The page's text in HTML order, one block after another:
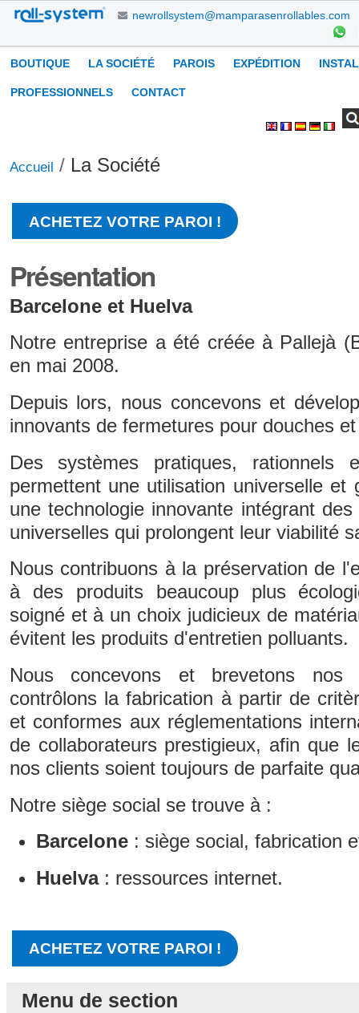
Aller
contenu.
Aller
newrollsystem@mamparasenrollables.com
Navigation
BOUTIQUE LA SOCIÉTÉ PAROIS EXPÉDITION
PROFESSIONNELS CONTACT
Accueil / La Société
ACHETEZ VOTRE PAROI !
Présentation
Barcelone et Huelva
Notre entreprise a été créée à Pallejà
en mai 2008.
Depuis lors, nous concevons et
innovants de fermetures pour douches
Des systèmes pratiques, rationnels
permettent une utilisation universelle et
une technologie innovante intégrant
universelles qui prolongent leur viabilité
Nous contribuons à la préservation de
à des produits beaucoup plus
soigné et à un choix judicieux de
évitent les produits d'entretien polluants.
Nous concevons et brevetons nos
contrôlons la fabrication à partir de
et conformes aux réglementations
de collaborateurs prestigieux, afin que
nos clients soient toujours de parfaite
Notre siège social se trouve à :
Barcelone: siège social, fabrication
Huelva: ressources internet.
ACHETEZ VOTRE PAROI !
Menu de section